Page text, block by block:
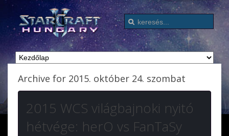
Archive for 2015. október 24. szombat
2015 WCS világbajnoki nyitó
hétvége: herO vs FanTaSy